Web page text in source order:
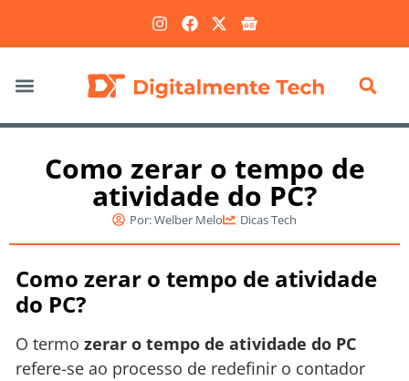
Como zerar o tempo de
atividade do PC?
Por:Welber Melo Dicas Tech
Como zerar o tempo de atividade
do PC?
O termo zerar o tempo de atividade do PC
refere-se ao processo de redefinir o contador